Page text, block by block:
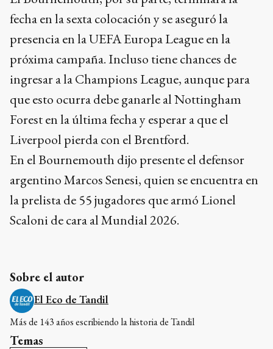
fecha en la sexta colocación y se aseguró la
presencia en la UEFA Europa League en la
próxima campaña. Incluso tiene chances de
ingresar a la Champions League, aunque para
que esto ocurra debe ganarle al Nottingham
Forest en la última fecha y esperar a que el
Liverpool pierda con el Brentford.
En el Bournemouth dijo presente el defensor
argentino Marcos Senesi, quien se encuentra en
la prelista de 55 jugadores que armó Lionel
Scaloni de cara al Mundial 2026.
Sobre el autor
El Eco de Tandil
Más de 143 años escribiendo la historia de Tandil
Temas